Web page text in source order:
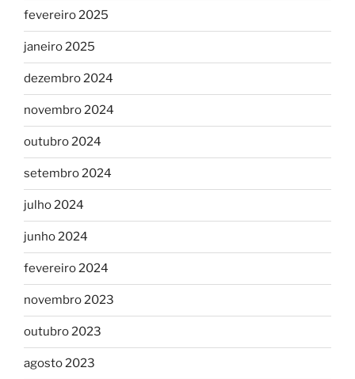
fevereiro 2025
janeiro 2025
dezembro 2024
novembro 2024
outubro 2024
setembro 2024
julho 2024
junho 2024
fevereiro 2024
novembro 2023
outubro 2023
agosto 2023